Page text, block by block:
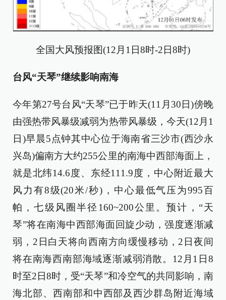
全国大风预报图(12月1日8时-2日8时)
台风“天琴”继续影响南海
今年第27号台风“天琴”已于昨天(11月30日)傍晚
由强热带风暴级减弱为热带风暴级，今天(12月1
日)早晨5点钟其中心位于海南省三沙市(西沙永
兴岛)偏南方大约255公里的南海中西部海面上，
就是北纬14.6度、东经111.9度，中心附近最大
风力有8级(20米/秒)，中心最低气压为995百
帕，七级风圈半径160~200公里。预计，“天
琴”将在南海中西部海面回旋少动，强度逐渐减
弱，2日白天将向西南方向缓慢移动，2日夜间
将在南海西南部海域逐渐减弱消散。12月1日8
时至2日8时，受“天琴”和冷空气的共同影响，南
海北部、西南部和中西部及西沙群岛附近海域